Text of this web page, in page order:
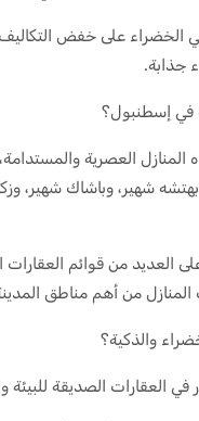
الخضراء على خفض
جذابة.
في إسطنبول؟
العصرية
شهير، وباشاك شهير،
العديد من قوائم
من أهم مناطق
والذكية؟
العقارات الصديقة للبيئة